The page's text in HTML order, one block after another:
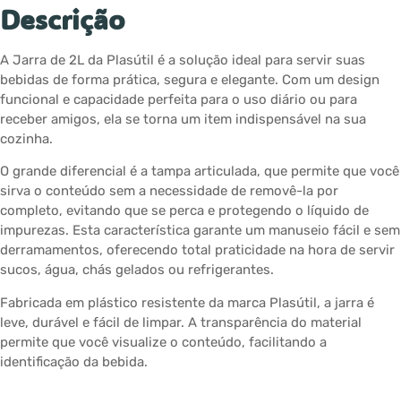
Descrição
A Jarra de 2L da Plasútil é a solução ideal para servir suas
bebidas de forma prática, segura e elegante. Com um design
funcional e capacidade perfeita para o uso diário ou para
receber amigos, ela se torna um item indispensável na sua
cozinha.
O grande diferencial é a tampa articulada, que permite que você
sirva o conteúdo sem a necessidade de removê-la por
completo, evitando que se perca e protegendo o líquido de
impurezas. Esta característica garante um manuseio fácil e sem
derramamentos, oferecendo total praticidade na hora de servir
sucos, água, chás gelados ou refrigerantes.
Fabricada em plástico resistente da marca Plasútil, a jarra é
leve, durável e fácil de limpar. A transparência do material
permite que você visualize o conteúdo, facilitando a
identificação da bebida.